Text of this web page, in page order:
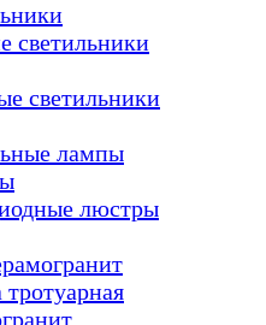
светильники
светильники
лампы
люстры